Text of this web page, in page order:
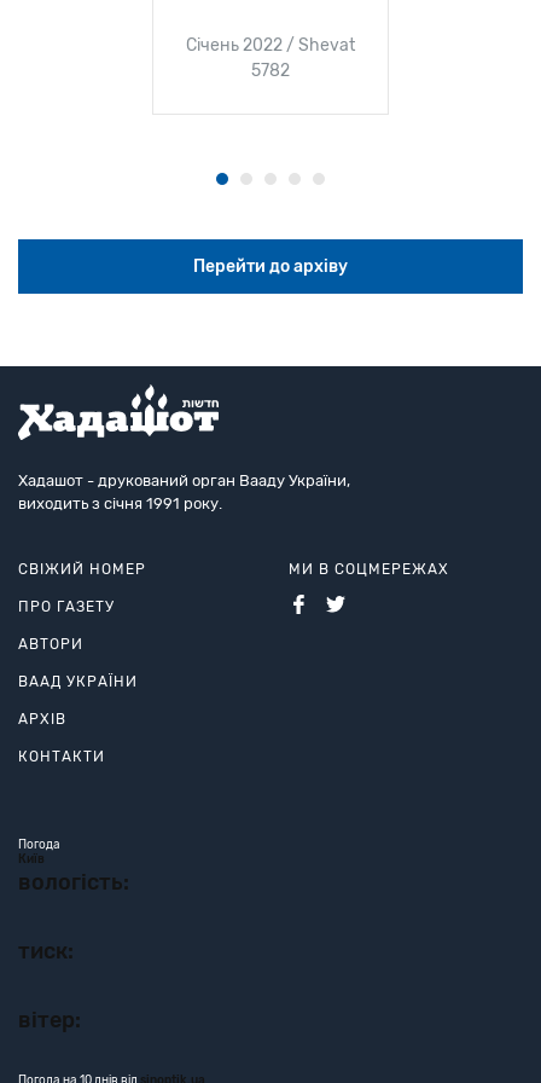
Січень 2022 / Shevat
5782
Перейти до архіву
Хадашот - друкований орган Вааду України,
виходить з січня 1991 року.
СВІЖИЙ НОМЕР
ПРО ГАЗЕТУ
АВТОРИ
ВААД УКРАЇНИ
АРХІВ
КОНТАКТИ
МИ В СОЦМЕРЕЖАХ
Погода
Київ
вологість:
тиск:
вітер: